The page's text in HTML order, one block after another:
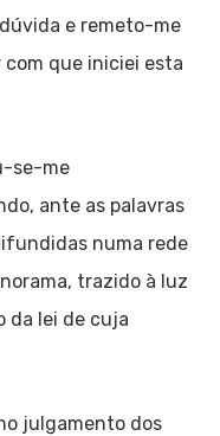
e remeto-me
com que iniciei esta
se-me
ante as palavras
numa rede
trazido à luz
da lei de cuja
julgamento dos